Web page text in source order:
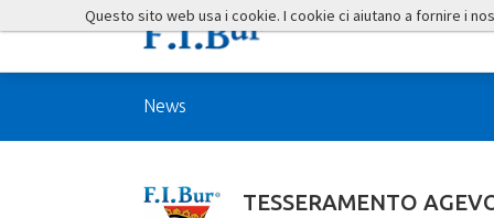
News
TESSERAMENTO
Questo sito web usa i cookie. I cookie ci aiutano a fornire i